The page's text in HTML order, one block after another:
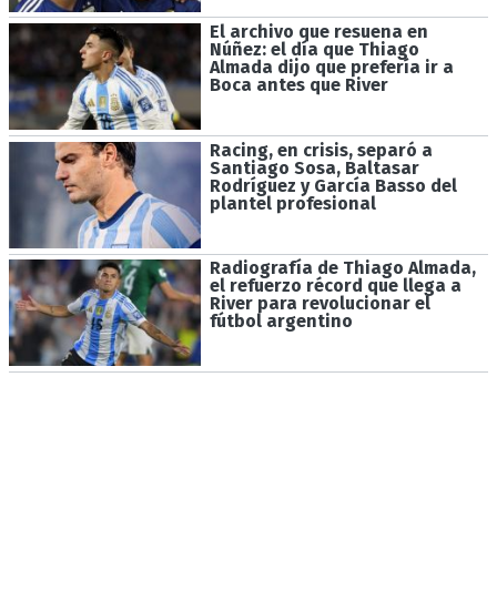
El archivo que resuena en
Núñez: el día que Thiago
Almada dijo que prefería ir a
Boca antes que River
Racing, en crisis, separó a
Santiago Sosa, Baltasar
Rodríguez y García Basso del
plantel profesional
Radiografía de Thiago Almada,
el refuerzo récord que llega a
River para revolucionar el
fútbol argentino